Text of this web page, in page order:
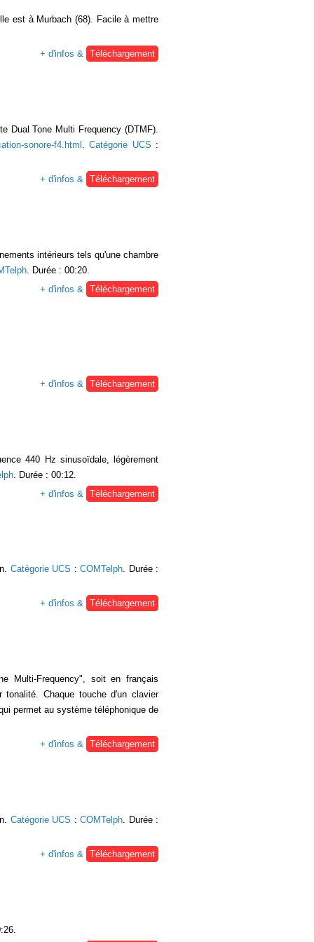
est à Murbach (68). Facile à mettre
+ d'infos & Téléchargement
Dual Tone Multi Frequency (DTMF).
sonore-f4.html .Catégorie UCS :
+ d'infos &
Téléchargement
intérieurs tels qu'une chambre
. Durée : 00:20.
+ d'infos &
Téléchargement
+ d'infos &
Téléchargement
440 Hz sinusoïdale, légèrement
. Durée : 00:12.
+ d'infos &
Téléchargement
Catégorie UCS :COMTelph. Durée :
+ d'infos & Téléchargement
Multi-Frequency", soit en français
tonalité. Chaque touche d'un clavier
permet au système téléphonique de
+ d'infos & Téléchargement
Catégorie UCS :COMTelph. Durée :
+ d'infos & Téléchargement